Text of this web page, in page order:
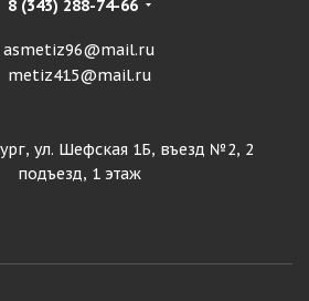
8 (343) 288-74-66
asmetiz96@mail.ru
metiz415@mail.ru
ул. Шефская 1Б, въезд №2, 2
подъезд, 1 этаж